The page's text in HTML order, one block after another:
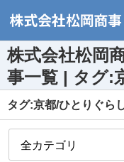
株式会社松岡
事一覧 | タグ:
タグ:京都/ひとりぐら